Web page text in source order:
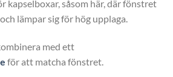
kapselboxar, såsom här, där fönstret
lämpar sig för hög upplaga.
med ett
för att matcha fönstret.